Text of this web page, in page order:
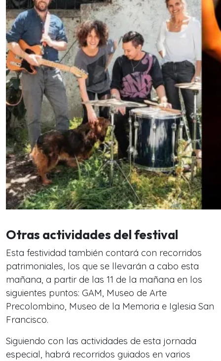
Otras actividades del festival
Esta festividad también contará con recorridos
patrimoniales, los que se llevarán a cabo esta
mañana, a partir de las 11 de la mañana en los
siguientes puntos: GAM, Museo de Arte
Precolombino, Museo de la Memoria e Iglesia San
Francisco.
Siguiendo con las actividades de esta jornada
especial, habrá recorridos guiados en varios